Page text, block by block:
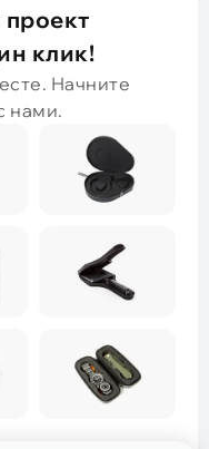
клик!
Начните
нами.